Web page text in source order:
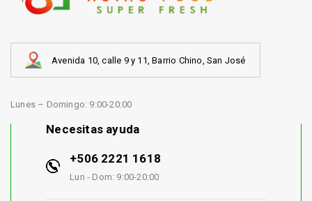
Avenida 10, calle 9 y 11, Barrio Chino, San José
Lunes – Domingo: 9:00-20:00
Necesitas ayuda
+506 2221 1618
Lun - Dom: 9:00-20:00